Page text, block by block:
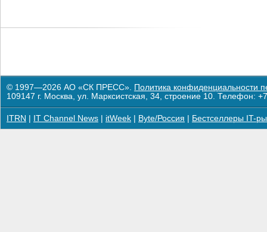
© 1997—2026 АО «СК ПРЕСС». Политика конфиденциальности
109147 г. Москва, ул. Марксистская, 34, строение 10. Телефон:
ITRN IT Channel News itWeek Byte/Россия Бестселлеры IT-